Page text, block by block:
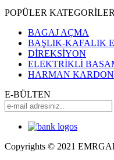
POPÜLER KATEGORİLER
BAGAJ AÇMA
BAŞLIK-KAFALIK
DİREKSİYON
ELEKTRİKLİ
HARMAN KARDON
E-BÜLTEN
Copyrights © 2021